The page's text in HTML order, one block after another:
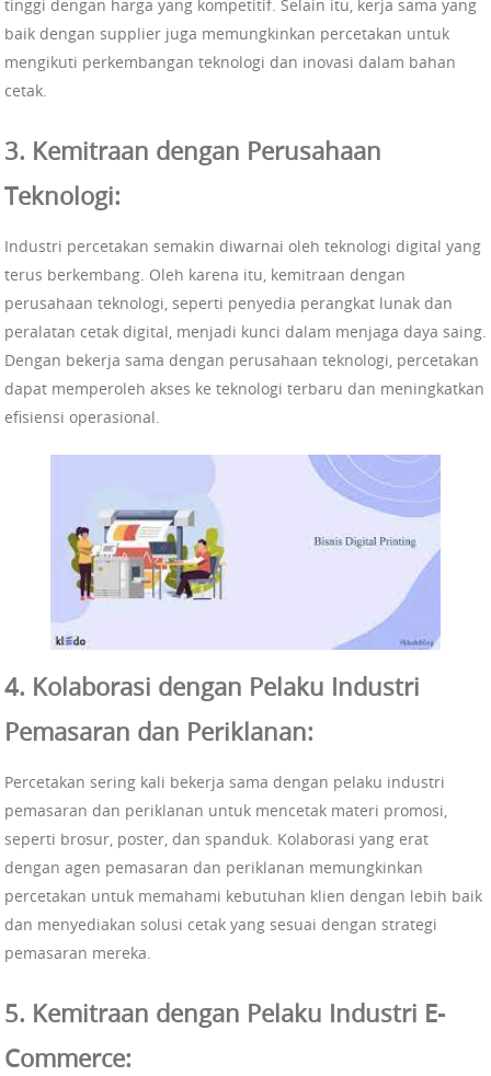
tinggi dengan harga yang kompetitif. Selain itu, kerja sama yang
baik dengan supplier juga memungkinkan percetakan untuk
mengikuti perkembangan teknologi dan inovasi dalam bahan
cetak.
3. Kemitraan dengan Perusahaan
Teknologi:
Industri percetakan semakin diwarnai oleh teknologi digital yang
terus berkembang. Oleh karena itu, kemitraan dengan
perusahaan teknologi, seperti penyedia perangkat lunak dan
peralatan cetak digital, menjadi kunci dalam menjaga daya saing.
Dengan bekerja sama dengan perusahaan teknologi, percetakan
dapat memperoleh akses ke teknologi terbaru dan meningkatkan
efisiensi operasional.
4. Kolaborasi dengan Pelaku Industri
Pemasaran dan Periklanan:
Percetakan sering kali bekerja sama dengan pelaku industri
pemasaran dan periklanan untuk mencetak materi promosi,
seperti brosur, poster, dan spanduk. Kolaborasi yang erat
dengan agen pemasaran dan periklanan memungkinkan
percetakan untuk memahami kebutuhan klien dengan lebih baik
dan menyediakan solusi cetak yang sesuai dengan strategi
pemasaran mereka.
5. Kemitraan dengan Pelaku Industri E-
Commerce: